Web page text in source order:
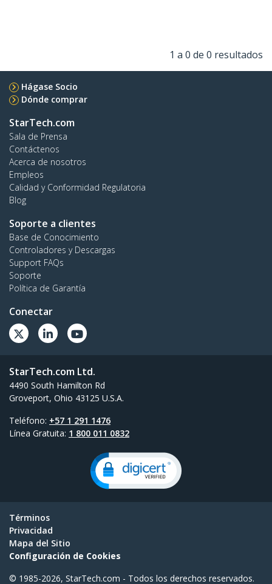
1 a 0 de 0 resultados
Hágase Socio
Dónde comprar
StarTech.com
Sala de Prensa
Contáctenos
Acerca de nosotros
Empleos
Calidad y Conformidad Regulatoria
Blog
Soporte a clientes
Base de Conocimiento
Controladores y Descargas
Support FAQs
Soporte
Política de Garantía
Conectar
StarTech.com Ltd.
4490 South Hamilton Rd
Groveport, Ohio 43125 U.S.A.
Teléfono: +57 1 291 1476
Línea Gratuita: 1 800 011 0832
Términos
Privacidad
Mapa del Sitio
Configuración de Cookies
© 1985-2026, StarTech.com - Todos los derechos reservados.